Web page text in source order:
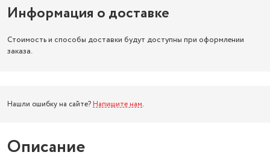
Информация о доставке
Стоимость и способы доставки будут доступны при оформлении
заказа.
Нашли ошибку на сайте? Напишите нам.
Описание